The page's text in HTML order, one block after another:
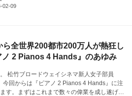
ら全世界200都市200万人が熱狂し
ノ 2 Pianos 4 Hands』のあゆみ
松竹ブロードウェイシネマ新人女子部員
今回からは『ピアノ 2 Pianos 4 Hands』に注
す。まずはこれまで数々の偉業を成し遂げて